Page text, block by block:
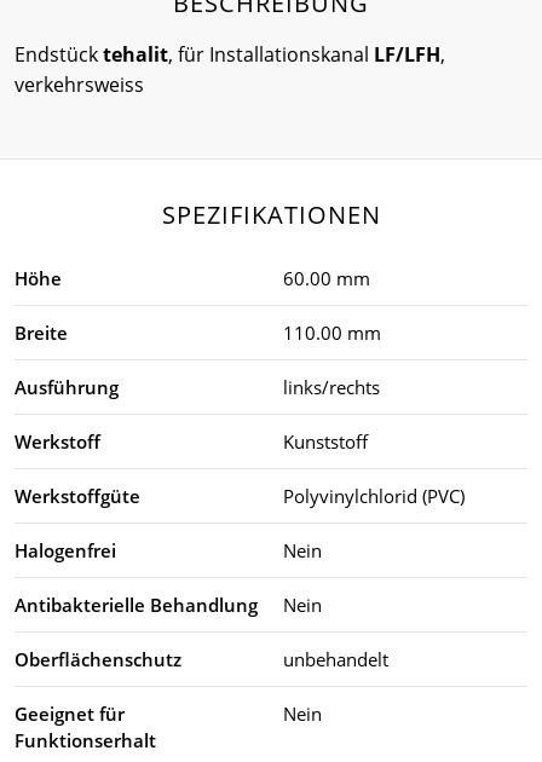
Endstücktehalit, für Installationskanal LF/LFH,
verkehrsweiss
SPEZIFIKATIONEN
Höhe 60.00 mm
Breite 110.00 mm
Ausführung links/rechts
Werkstoff Kunststoff
Werkstoffgüte Polyvinylchlorid (PVC)
Halogenfrei Nein
Antibakterielle Behandlung Nein
Oberflächenschutz unbehandelt
Geeignet für
Funktionserhalt
Nein